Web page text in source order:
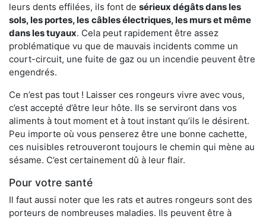
leurs dents effilées, ils font de sérieux dégâts dans les
sols, les portes, les câbles électriques, les murs et même
dans les tuyaux. Cela peut rapidement être assez
problématique vu que de mauvais incidents comme un
court-circuit, une fuite de gaz ou un incendie peuvent être
engendrés.
Ce n’est pas tout ! Laisser ces rongeurs vivre avec vous,
c’est accepté d’être leur hôte. Ils se serviront dans vos
aliments à tout moment et à tout instant qu’ils le désirent.
Peu importe où vous penserez être une bonne cachette,
ces nuisibles retrouveront toujours le chemin qui mène au
sésame. C’est certainement dû à leur flair.
Pour votre santé
Il faut aussi noter que les rats et autres rongeurs sont des
porteurs de nombreuses maladies. Ils peuvent être à